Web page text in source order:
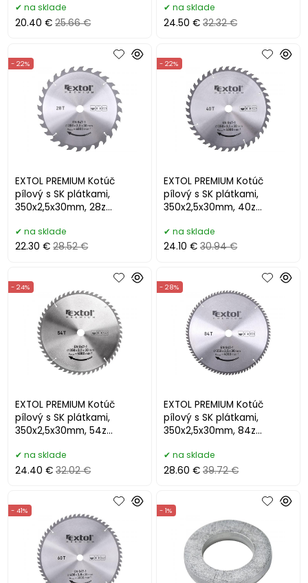
na sklade
20.40 € 25.66 €
na sklade
24.50 € 32.32 €
EXTOL PREMIUM Kotúč
pílový s SK plátkami,
350x2,5x30mm, 28z
- 22%
na sklade
22.30 € 28.52 €
EXTOL PREMIUM Kotúč
pílový s SK plátkami,
350x2,5x30mm, 40z
- 22%
na sklade
24.10 € 30.94 €
EXTOL PREMIUM Kotúč
pílový s SK plátkami,
350x2,5x30mm, 54z
- 24%
na sklade
24.40 € 32.02 €
EXTOL PREMIUM Kotúč
pílový s SK plátkami,
350x2,5x30mm, 84z
- 28%
na sklade
28.60 € 39.72 €
- 41% - 1%